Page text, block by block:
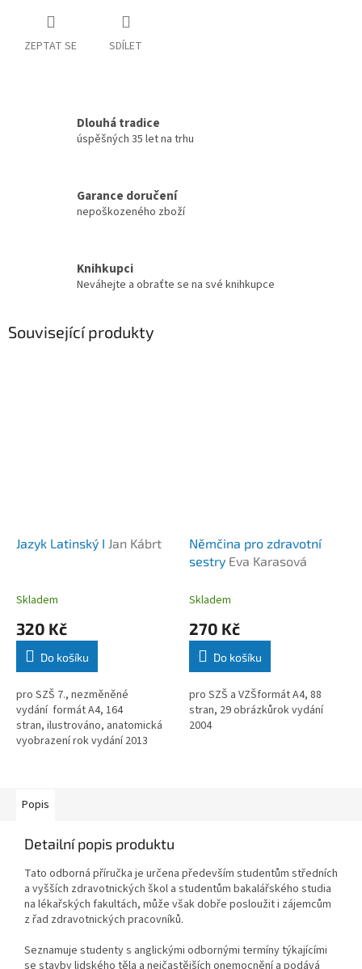
ZEPTAT SE SDÍLET
Dlouhá tradice
úspěšných 35 let na trhu
Garance doručení
nepoškozeného zboží
Knihkupci
Neváhejte a obraťte se na své knihkupce
Související produkty
Jazyk Latinský I Jan Kábrt
Skladem
320 Kč
Do košíku
pro SZŠ 7., nezměněné
vydání formát A4, 164
stran, ilustrováno, anatomická
vyobrazení rok vydání 2013
Němčina pro zdravotní
sestry Eva Karasová
Skladem
270 Kč
Do košíku
pro SZŠ a VZŠformát A4, 88
stran, 29 obrázkůrok vydání
2004
Popis
Detailní popis produktu
Tato odborná příručka je určena především studentům středních
a vyšších zdravotnických škol a studentům bakalářského studia
na lékařských fakultách, může však dobře posloužit i zájemcům
z řad zdravotnických pracovníků.
Seznamuje studenty s anglickými odbornými termíny týkajícími
se stavby lidského těla a nejčastějších onemocnění a podává